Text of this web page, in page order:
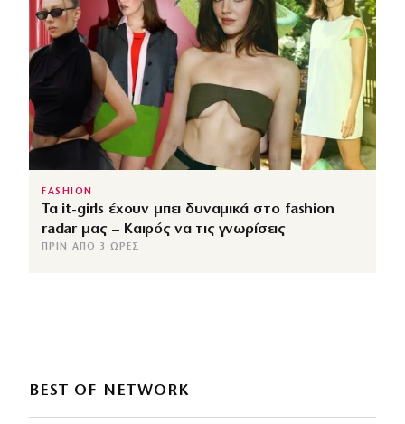
FASHION
Τα it-girls έχουν μπει δυναμικά στο fashion
radar μας – Καιρός να τις γνωρίσεις
ΠΡΙΝ ΑΠΌ 3 ΏΡΕΣ
BEST OF NETWORK